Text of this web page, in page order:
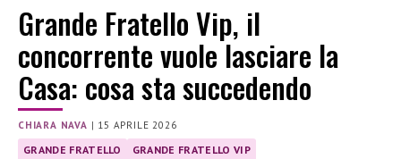
Grande Fratello Vip, il
concorrente vuole lasciare la
Casa: cosa sta succedendo
CHIARA NAVA | 15 APRILE 2026
GRANDE FRATELLO GRANDE FRATELLO VIP